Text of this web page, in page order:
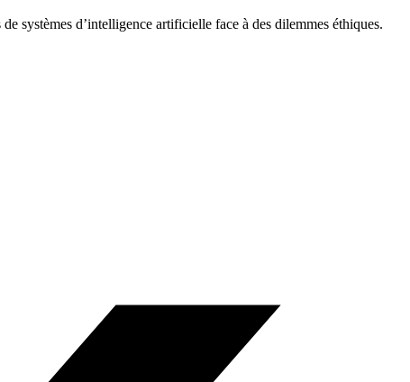
systèmes d’intelligence artificielle face à des dilemmes éthiques.